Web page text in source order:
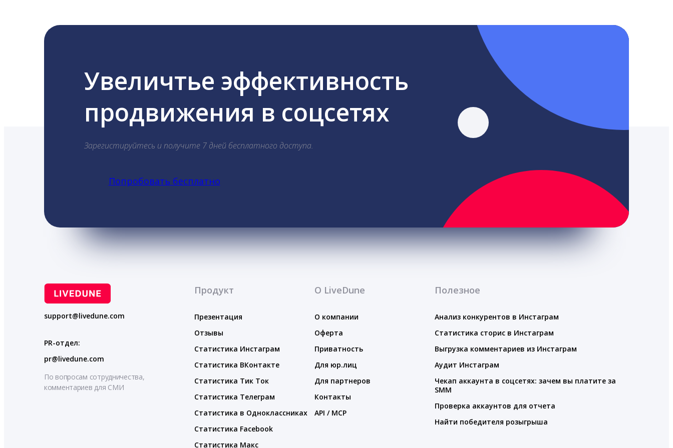
Увеличтье эффективность
продвижения в соцсетях
Зарегистируйтесь и получите 7 дней бесплатного доступа.
Попробовать бесплатно
support@livedune.com
PR-отдел:
pr@livedune.com
По вопросам сотрудничества,
комментариев для СМИ
Продукт
Презентация
Отзывы
Статистика Инстаграм
Статистика ВКонтакте
Статистика Тик Ток
Статистика Телеграм
Статистика в Одноклассниках
Статистика Facebook
Статистика Макс
О LiveDune
О компании
Оферта
Приватность
Для юр.лиц
Для партнеров
Контакты
API / MCP
Полезное
Анализ конкурентов в Инстаграм
Статистика сторис в Инстаграм
Выгрузка комментариев из Инстаграм
Аудит Инстаграм
Чекап аккаунта в соцсетях: зачем вы платите за
SMM
Проверка аккаунтов для отчета
Найти победителя розыгрыша